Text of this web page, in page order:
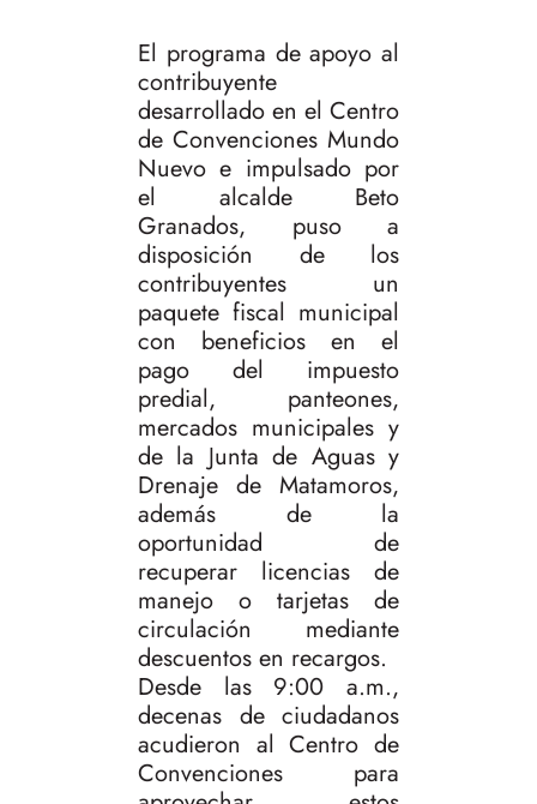
El programa de apoyo al
contribuyente
desarrollado en el Centro
de Convenciones Mundo
Nuevo e impulsado por
el alcalde Beto
Granados, puso a
disposición de los
contribuyentes un
paquete fiscal municipal
con beneficios en el
pago del impuesto
predial, panteones,
mercados municipales y
de la Junta de Aguas y
Drenaje de Matamoros,
además de la
oportunidad de
recuperar licencias de
manejo o tarjetas de
circulación mediante
descuentos en recargos.
Desde las 9:00 a.m.,
decenas de ciudadanos
acudieron al Centro de
Convenciones para